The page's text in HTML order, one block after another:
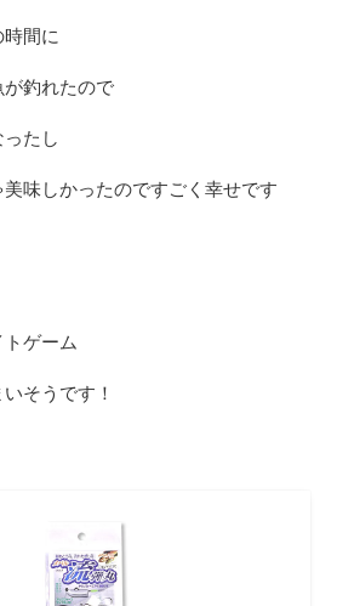
間に
が釣れたので
たし
味しかったのですごく幸せです
ゲーム
そうです！